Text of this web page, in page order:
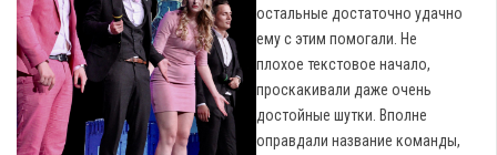
остальные достаточно удачно
ему с этим помогали. Не
плохое текстовое начало,
проскакивали даже очень
достойные шутки. Вполне
оправдали название команды,